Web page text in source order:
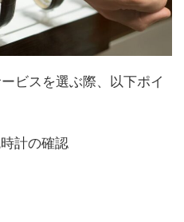
ビスを選ぶ際、以下ポイ
計の確認